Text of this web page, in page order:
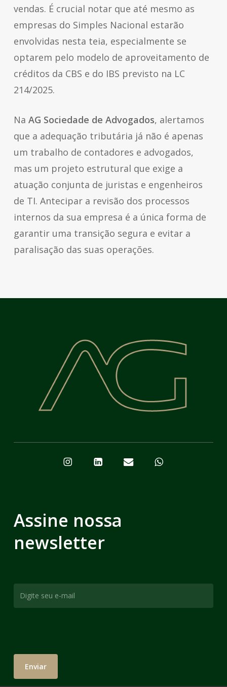
vendas. É crucial notar que até mesmo as
empresas do Simples Nacional estarão
envolvidas nesta teia, especialmente se
optarem pelo modelo de aproveitamento de
créditos da CBS e do IBS previsto na LC
214/2025.
Na AG Sociedade de Advogados, alertamos
que a adequação tributária já não é apenas
um trabalho de contadores e advogados,
mas um projeto estrutural que exige a
atuação conjunta de juristas e engenheiros
de TI. Antecipar a revisão dos processos
internos da sua empresa é a única forma de
garantir uma transição segura e evitar a
paralisação das suas operações.
Assine nossa
newsletter